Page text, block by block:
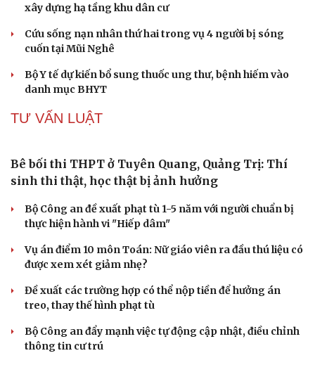
Du lịch
Tư vấn
check-in
Podcast
Câu chuyện thời sự
Cửa sổ tình yêu
xây dựng hạ tầng khu dân cư
Cứu sống nạn nhân thứ hai trong vụ 4 người bị sóng
cuốn tại Mũi Nghê
Bộ Y tế dự kiến bổ sung thuốc ung thư, bệnh hiếm vào
danh mục BHYT
TƯ VẤN LUẬT
Bê bối thi THPT ở Tuyên Quang, Quảng Trị: Thí
sinh thi thật, học thật bị ảnh hưởng
Bộ Công an đề xuất phạt tù 1-5 năm với người chuẩn bị
thực hiện hành vi "Hiếp dâm"
Vụ án điểm 10 môn Toán: Nữ giáo viên ra đầu thú liệu có
được xem xét giảm nhẹ?
Đề xuất các trường hợp có thể nộp tiền để hưởng án
treo, thay thế hình phạt tù
Bộ Công an đẩy mạnh việc tự động cập nhật, điều chỉnh
thông tin cư trú